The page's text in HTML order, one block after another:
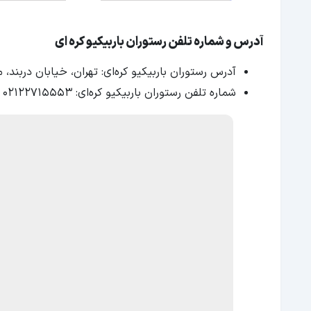
آدرس و شماره تلفن رستوران باربیکیو کره‌ ‌ای
آدرس رستوران باربیکیو کره‌ای: تهران، خیابان
شماره تلفن رستوران باربیکیو کره‌ای: 02122715553